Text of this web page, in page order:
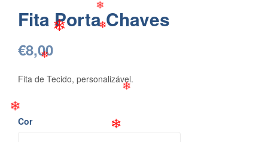
Fita Porta Chaves
€8,00
Fita de Tecido, personalizável.
Cor
❄
❄
❄
❄